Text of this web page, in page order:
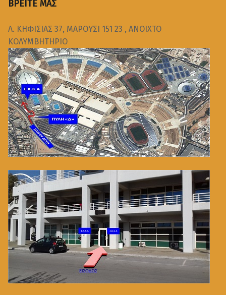
ΒΡΕΙΤΕ ΜΑΣ
Λ. ΚΗΦΙΣΙΑΣ 37, ΜΑΡΟΥΣΙ 151 23 , ΑΝΟΙΧΤΟ
ΚΟΛΥΜΒΗΤΗΡΙΟ